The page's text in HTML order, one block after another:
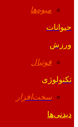
میوه‌ها
حیوانات
ورزش
فوتبال
تکنولوژی
سخت‌افزار
دیدنی‌ها